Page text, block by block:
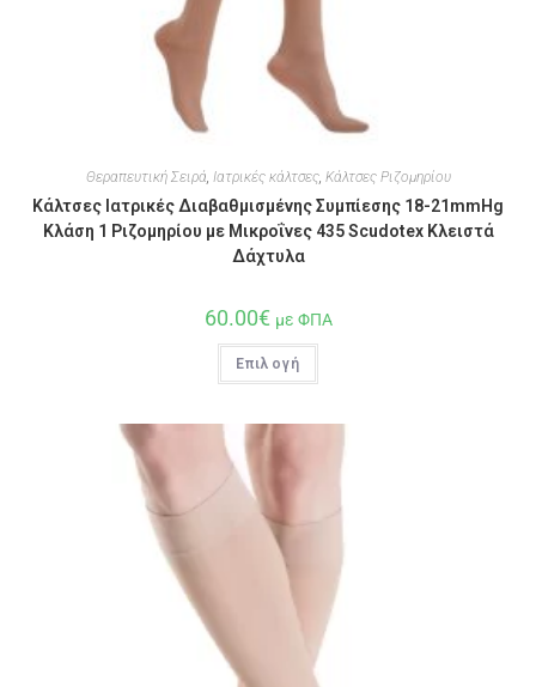
Θεραπευτική Σειρά, Ιατρικές κάλτσες, Κάλτσες Ριζομηρίου
Κάλτσες Ιατρικές Διαβαθμισμένης Συμπίεσης 18-21mmHg
Κλάση 1 Ριζομηρίου με Μικροΐνες 435 Scudotex Κλειστά
Δάχτυλα
60.00€ με ΦΠΑ
Επιλογή